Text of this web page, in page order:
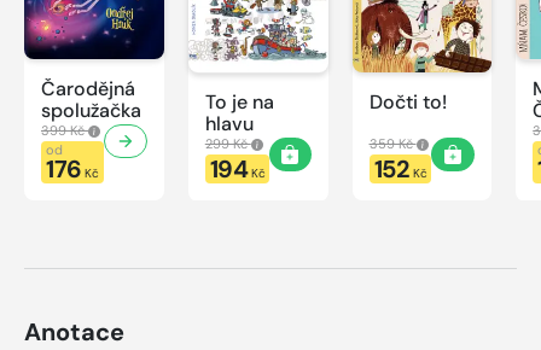
Čarodějná
spolužačka
399 Kč
od
176 Kč
To je na
hlavu
299 Kč
194Kč
Dočti to!
359 Kč
152 Kč
Anotace